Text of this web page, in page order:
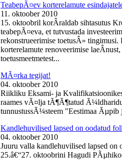
TeabepÃ¤ev korterelamute
11. oktoober 2010
15. oktoobril korÂ­raldab sihtasutus
teabepÃ¤eva, et tutvustada
rekonstrueerimise toetusÂ»
korterelamute renoveerimise
toetusmeetmetest...
MÃ¤rka tegijat!
04. oktoober 2010
Riikliku Eksami- ja
raames vÃ¤lja tÃ¶Ã¶tatud
tunnustussÃ¼steem "Eestimaa
Kandlehuvilised lapsed on oodatud
04. oktoober 2010
Juuru valla kandlehuvilised lapsed
25.â€“27. oktoobrini Hagudi